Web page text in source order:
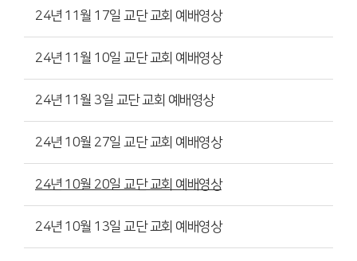
24년 11월 17일 교단 교회 예배영상
24년 11월 10일 교단 교회 예배영상
24년 11월 3일 교단 교회 예배영상
24년 10월 27일 교단 교회 예배영상
24년 10월 20일 교단 교회 예배영상
24년 10월 13일 교단 교회 예배영상